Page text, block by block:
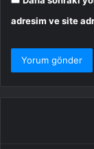
adresim ve site